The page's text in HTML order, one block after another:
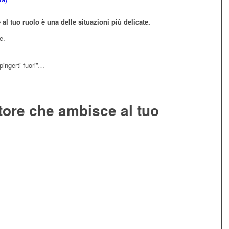
tuo ruolo è una delle situazioni più delicate.
fuori”…
che ambisce al tuo